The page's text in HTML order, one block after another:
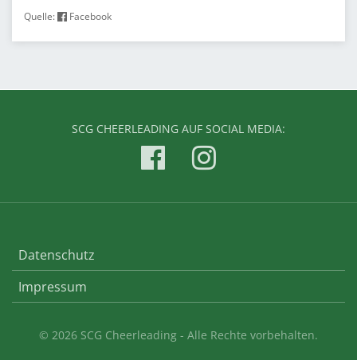
Quelle: Facebook
SCG CHEERLEADING AUF SOCIAL MEDIA:
Datenschutz
Impressum
© 2026 SCG Cheerleading - Alle Rechte vorbehalten.